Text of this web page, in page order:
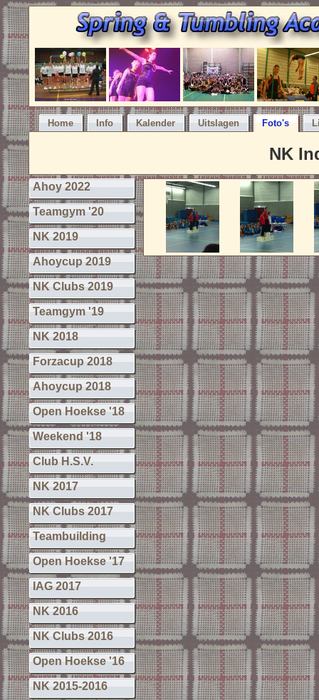
Home Info Kalender Uitslagen Foto's
NK
Ahoy 2022
Teamgym '20
NK 2019
Ahoycup 2019
NK Clubs 2019
Teamgym '19
NK 2018
Forzacup 2018
Ahoycup 2018
Open Hoekse '18
Weekend '18
Club H.S.V.
NK 2017
NK Clubs 2017
Teambuilding
Open Hoekse '17
IAG 2017
NK 2016
NK Clubs 2016
Open Hoekse '16
NK 2015-2016